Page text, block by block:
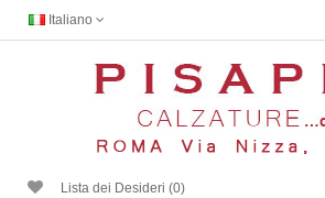
Italiano
Lista dei Desideri (0)